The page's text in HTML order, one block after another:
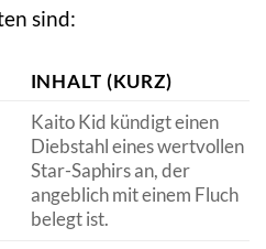
sind:
INHALT (KURZ)
Kaito Kid kündigt einen
Diebstahl eines wertvollen
Star-Saphirs an, der
angeblich mit einem Fluch
belegt ist.